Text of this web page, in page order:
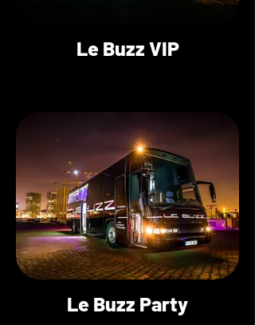
Le Buzz VIP
Le Buzz Party